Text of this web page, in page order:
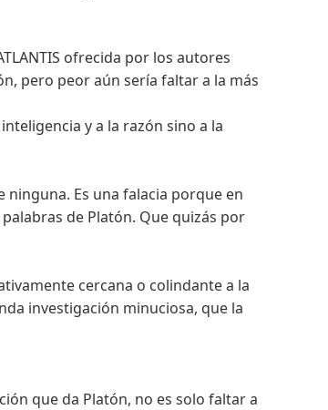
ofrecida por los autores
pero peor aún sería faltar a la más
y a la razón sino a la
Es una falacia porque en
de Platón. Que quizás por
cercana o colindante a la
investigación minuciosa, que la
que da Platón, no es solo faltar a